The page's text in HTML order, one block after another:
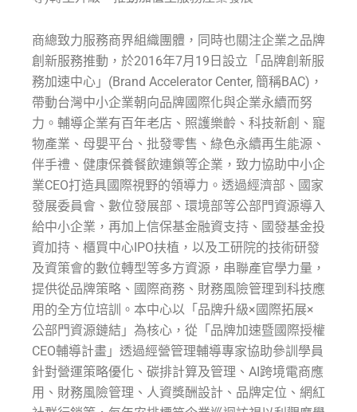
商總致力服務商界組織團體，同時也關注企業之品牌
創新服務推動，於2016年7月19日設立「品牌創新服
務加速中心」(Brand Accelerator Center, 簡稱BAC)，
帶動台灣中小企業朝向品牌國際化與企業永續而努
力。輔導企業有百年老店、照護樂齡、科技新創、寵
物產業、母嬰平台、批發零售、綠色永續再生能源、
伴手禮、健康保養餐飲連鎖等企業，致力協助中小企
業CEO打造具國際視野的領導力。透過經濟部、國家
發展委員會、數位發展部、環境部等公部門資源導入
給中小企業，再加上信保基金融資支持、國發基金投
資加持、櫃買中心IPO扶植，以及工研院的技術研發
及資策會的數位轉型等多方資源，串聯產官學力量，
提供從品牌策略、國際商務、財務風險管理到科技應
用的全方位培訓。本中心以「品牌升級×國際拓展×
公部門資源鏈結」為核心，從「品牌加速暨國際授權
CEO輔導計畫」透過經營管理輔導專家協助參訓學員
針對營運策略優化、碳排計算及管理、AI跨境電商應
用、財務風險管理、人資獎酬設計、品牌定位、網紅